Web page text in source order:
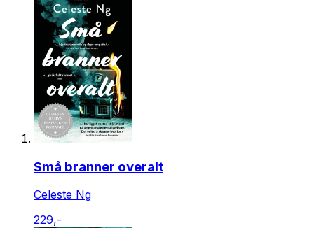
Små branner overalt
Celeste Ng
229,-